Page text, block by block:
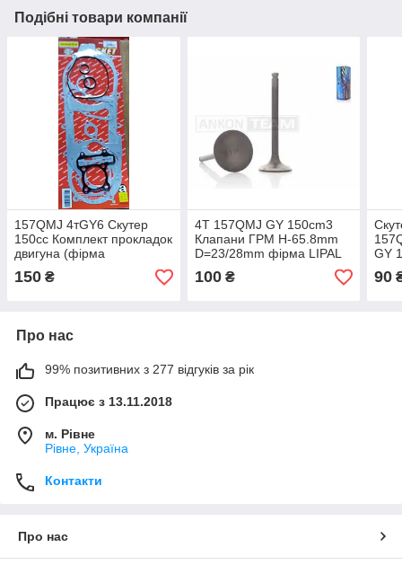
Подібні товари компанії
157QMJ 4тGY6 Скутер
150сс Комплект прокладок
двигуна (фірма
SHANGZHI)
150 ₴
4T 157QMJ GY 150cm3
Клапани ГРМ H-65.8mm
D=23/28mm фірма LIPAL
— Японія під оригінал
100₴
GY
90
Про нас
99% позитивних з 277 відгуків за рік
Працює з 13.11.2018
м. Рівне
Рівне, Україна
Контакти
Про нас